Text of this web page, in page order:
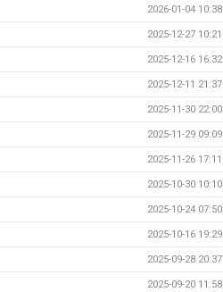
2026-01-04 10:38
2025-12-27 10:21
2025-12-16 16:32
2025-12-11 21:37
2025-11-30 22:00
2025-11-29 09:09
2025-11-26 17:11
2025-10-30 10:10
2025-10-24 07:50
2025-10-16 19:29
2025-09-28 20:37
2025-09-20 11:58